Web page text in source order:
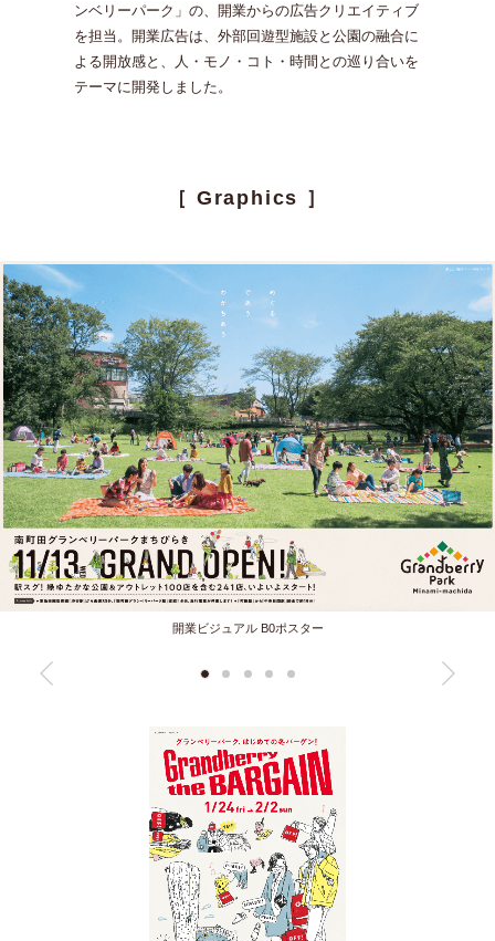
ンベリーパーク」の、開業からの広告クリエイティブ
を担当。 開業広告は、外部回遊型施設と公園の融合に
よる開放感と、
人・モノ・コト・時間との巡り合いを
テーマに開発しました。
［ Graphics ］
開業ビジュアル B0ポスター